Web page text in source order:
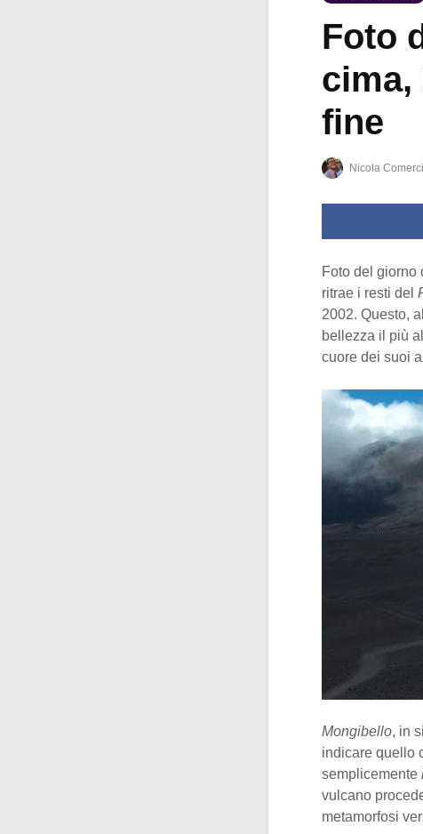
Foto
cima,
fine
Nicola Comerci
Foto del giorno
ritrae i resti del
2002. Questo,
bellezza il più
cuore dei suoi
Mongibello, in
indicare quello
semplicemente
vulcano
metamorfosi